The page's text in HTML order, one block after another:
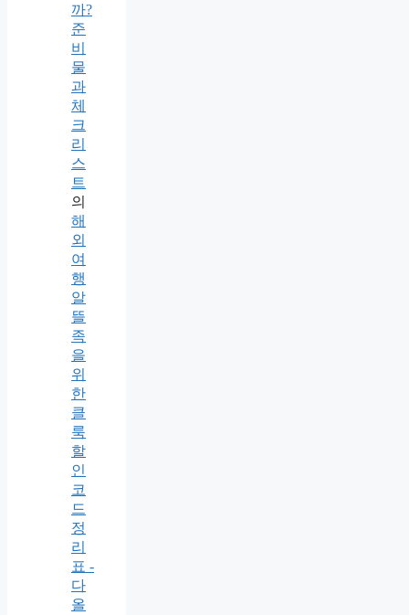
까?
준
비
물
과
체
크
리
스
트
의
해
외
여
행
알
뜰
족
을
위
한
클
룩
할
인
코
드
정
리
표 -
다
올